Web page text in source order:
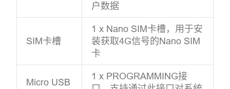
户数据
SIM卡槽
1 x Nano SIM卡槽，用于安
装获取4G信号的Nano SIM
卡
Micro USB
1 x PROGRAMMING接